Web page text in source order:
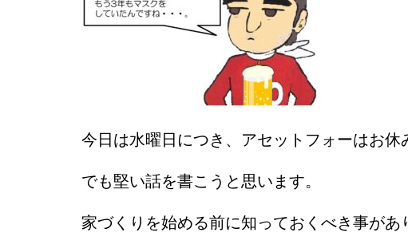
今日は水曜日につき、 アセットフォーはお休
でも堅い話を書こうと思います。
家づくりを始める前に知っておくべき事があ